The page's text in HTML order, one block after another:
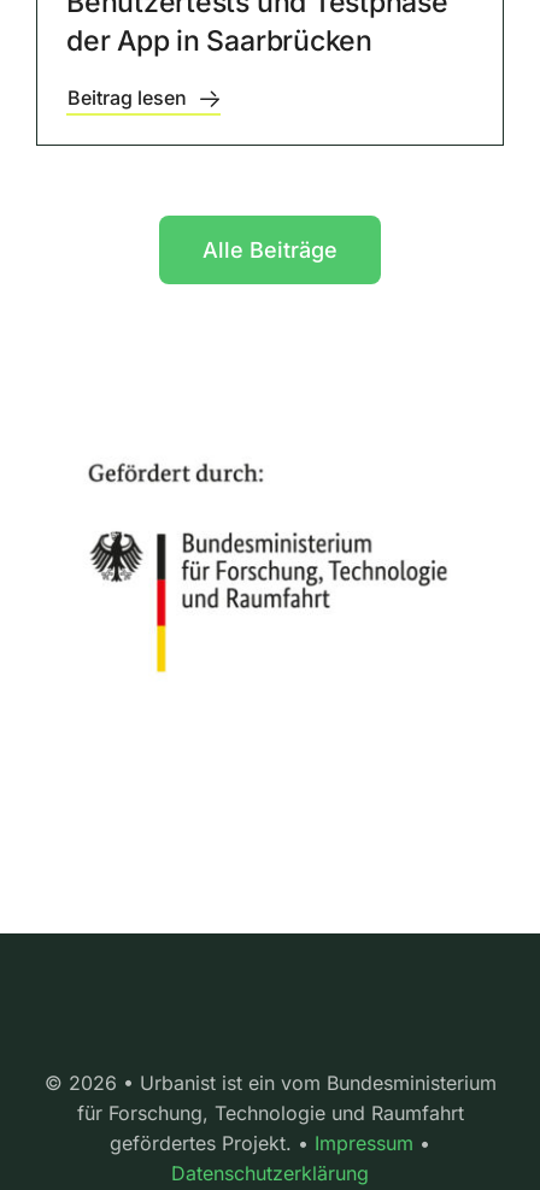
der App in Saarbrücken
Beitrag lesen
Alle Beiträge
© 2026 • Urbanist ist ein vom Bundesministerium
für Forschung, Technologie und Raumfahrt
gefördertes Projekt. • Impressum •
Datenschutzerklärung